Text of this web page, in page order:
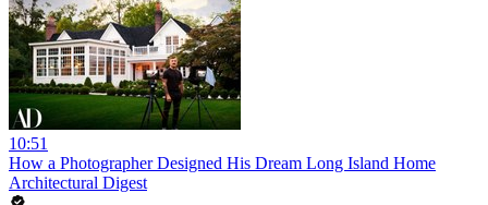
10:51
How a Photographer Designed His Dream Long Island Home
Architectural Digest